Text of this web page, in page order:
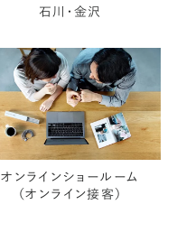
石川・金沢
オンラインショールーム
（オンライン接客）